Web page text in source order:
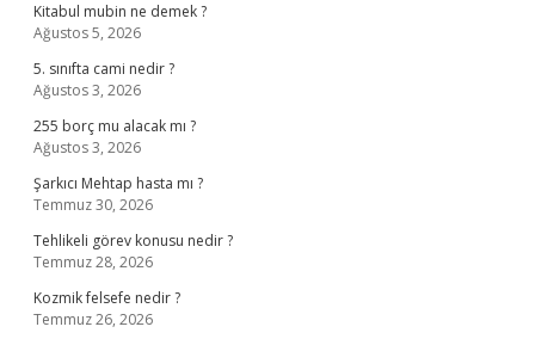
Kitabul mubin ne demek ?
Ağustos 5, 2026
5. sınıfta cami nedir ?
Ağustos 3, 2026
255 borç mu alacak mı ?
Ağustos 3, 2026
Şarkıcı Mehtap hasta mı ?
Temmuz 30, 2026
Tehlikeli görev konusu nedir ?
Temmuz 28, 2026
Kozmik felsefe nedir ?
Temmuz 26, 2026